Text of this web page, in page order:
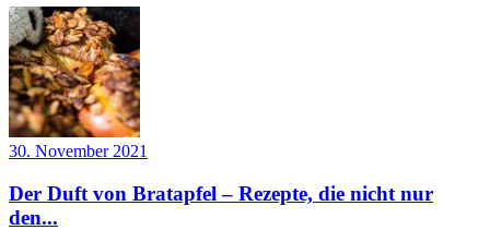
30. November 2021
Der Duft von Bratapfel – Rezepte, die nicht nur
den...